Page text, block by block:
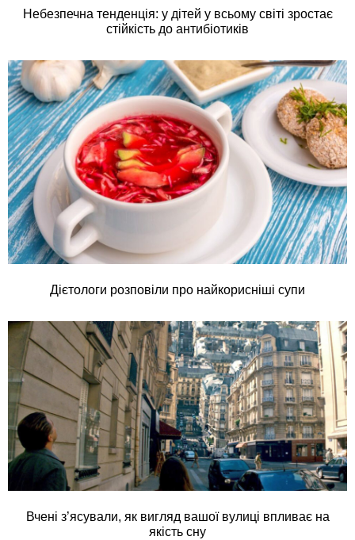
Небезпечна тенденція: у дітей у всьому світі зростає
стійкість до антибіотиків
Дієтологи розповіли про найкорисніші супи
Вчені з’ясували, як вигляд вашої вулиці впливає на
якість сну